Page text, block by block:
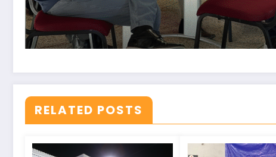
RELATED POSTS